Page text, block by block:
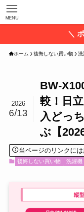
MENU
＼
ホーム 後悔しない買い物 洗
BW-
較！日
入どっ
ぶ【
2026
6/13
当ページのリンクには
後悔しない買い物 洗濯機